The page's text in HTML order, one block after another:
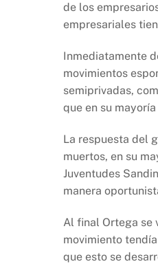
de los
empresariales
Inmediatamente
movimientos
semiprivadas,
que en su
La respuesta del
muertos, en su
Juventudes
manera
Al final Ortega se
movimiento
que esto se